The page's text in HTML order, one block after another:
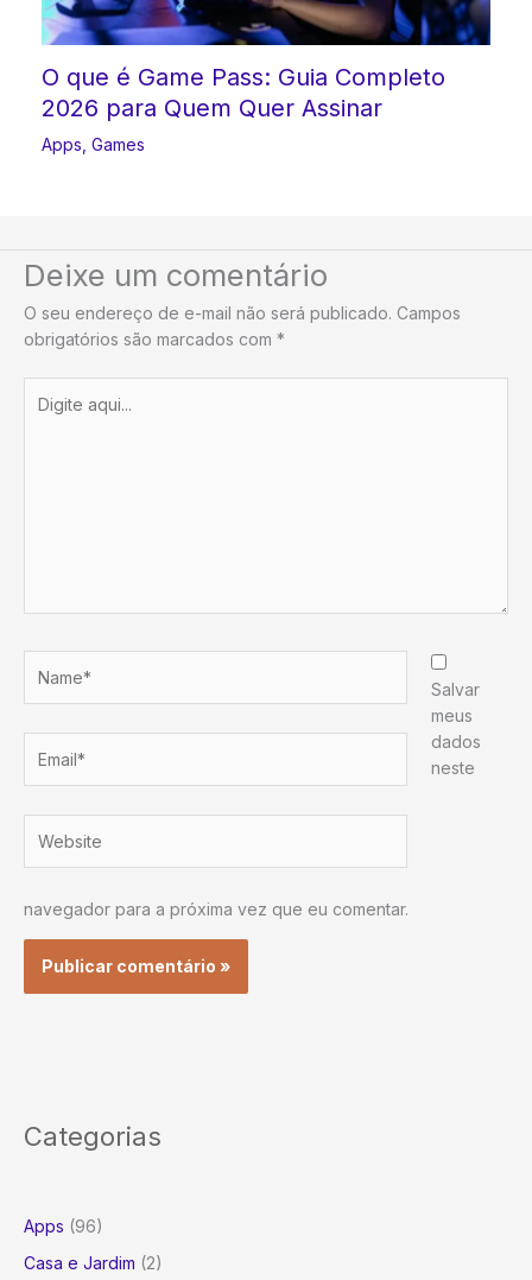
O que é Game Pass: Guia Completo
2026 para Quem Quer Assinar
Apps, Games
Deixe um comentário
O seu endereço de e-mail não será publicado. Campos
obrigatórios são marcados com *
aqui...
Salvar
meus
dados
neste
navegador para a próxima vez que eu comentar.
Categorias
Apps (96)
Casa e Jardim (2)